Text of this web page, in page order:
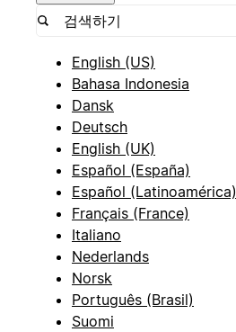
English (US)
Bahasa Indonesia
Dansk
Deutsch
English (UK)
Español (España)
Español (Latinoamérica)
Français (France)
Italiano
Nederlands
Norsk
Português (Brasil)
Suomi